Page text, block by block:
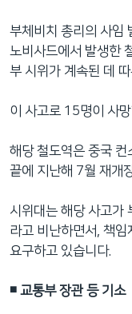
부체비치 총리의 사임
노비사드에서 발생한
부 시위가 계속된 데
이 사고로 15명이 사
해당 철도역은 중국
끝에 지난해 7월 재개
시위대는 해당 사고가
라고 비난하면서, 책
요구하고 있습니다.
◾️ 교통부 장관 등 기소